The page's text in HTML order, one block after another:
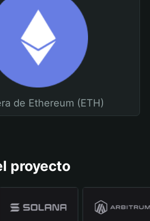
de Ethereum (ETH)
proyecto